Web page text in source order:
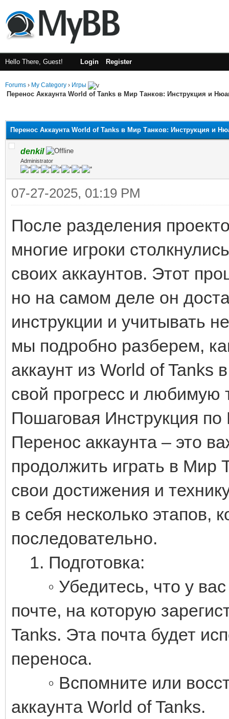
Hello There, Guest! Login Register
Forums › My Category › Игры
Перенос Аккаунта World of Tanks в Мир Танков: Инструкция и
Перенос Аккаунта World of Tanks в Мир Танков: Инструкция и
denkil
Administrator
07-27-2025, 01:19 PM
После разделения
многие игроки
своих аккаунтов. Этот
но на самом деле он
инструкции и учитывать
мы подробно разберем,
аккаунт из World of Tanks
свой прогресс и любимую
Пошаговая Инструкция по
Перенос аккаунта – это
продолжить играть в Мир
свои достижения и
в себя несколько этапов,
последовательно.
1. Подготовка:
◦ Убедитесь, что у вас
почте, на которую
Tanks. Эта почта будет
переноса.
◦ Вспомните или
аккаунта World of Tanks.